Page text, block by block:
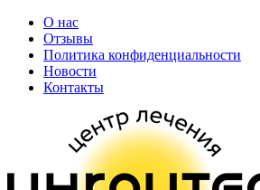
О нас
Отзывы
Политика конфиденциальности
Новости
Контакты